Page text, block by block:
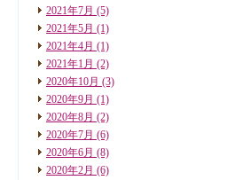
2021年7月 (5)
2021年5月 (1)
2021年4月 (1)
2021年1月 (2)
2020年10月 (3)
2020年9月 (1)
2020年8月 (2)
2020年7月 (6)
2020年6月 (8)
2020年2月 (6)